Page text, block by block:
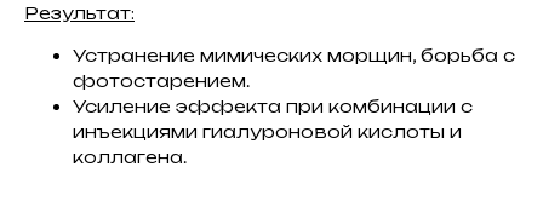
Результат:
Устранение мимических морщин, борьба с
фотостарением.
Усиление эффекта при комбинации с
инъекциями гиалуроновой кислоты и
коллагена.